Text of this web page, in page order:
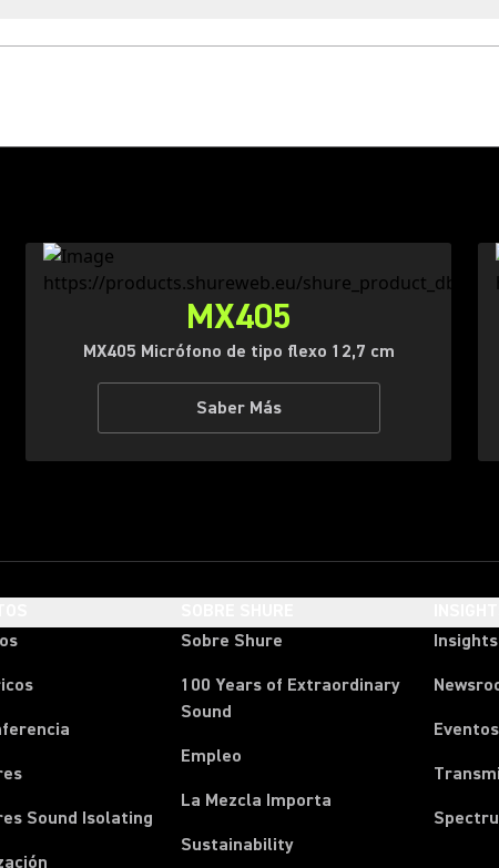
MX405
MX405 Micrófono de tipo flexo 12,7 cm
Saber Más
Sound Isolating
Sobre Shure
100 Years of Extraordinary
Sound
Empleo
La Mezcla Importa
Sustainability
Insights
Eventos